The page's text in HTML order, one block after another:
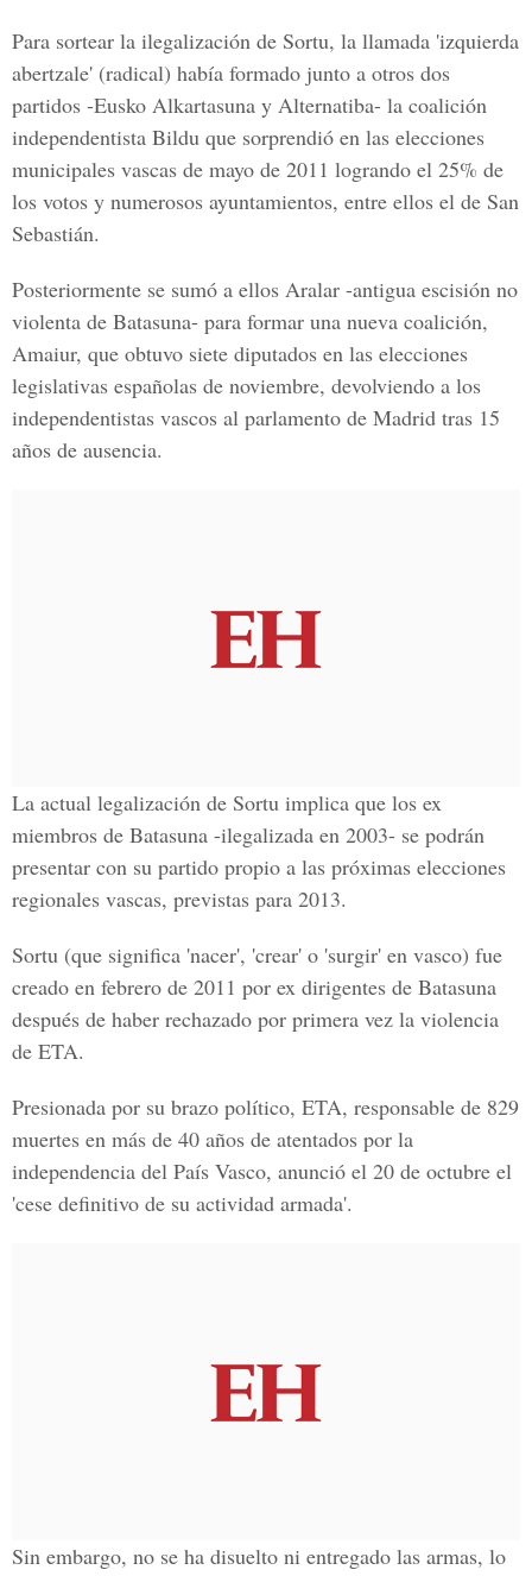
Para sortear la ilegalización de Sortu, la llamada 'izquierda
abertzale' (radical) había formado junto a otros dos
partidos -Eusko Alkartasuna y Alternatiba- la coalición
independentista Bildu que sorprendió en las elecciones
municipales vascas de mayo de 2011 logrando el 25% de
los votos y numerosos ayuntamientos, entre ellos el de San
Sebastián.
Posteriormente se sumó a ellos Aralar -antigua escisión no
violenta de Batasuna- para formar una nueva coalición,
Amaiur, que obtuvo siete diputados en las elecciones
legislativas españolas de noviembre, devolviendo a los
independentistas vascos al parlamento de Madrid tras 15
años de ausencia.
La actual legalización de Sortu implica que los ex
miembros de Batasuna -ilegalizada en 2003- se podrán
presentar con su partido propio a las próximas elecciones
regionales vascas, previstas para 2013.
Sortu (que significa 'nacer', 'crear' o 'surgir' en vasco) fue
creado en febrero de 2011 por ex dirigentes de Batasuna
después de haber rechazado por primera vez la violencia
de ETA.
Presionada por su brazo político, ETA, responsable de 829
muertes en más de 40 años de atentados por la
independencia del País Vasco, anunció el 20 de octubre el
'cese definitivo de su actividad armada'.
Sin embargo, no se ha disuelto ni entregado las armas, lo